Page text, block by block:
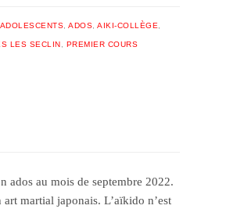
ADOLESCENTS ADOS AIKI-COLLÈGE
LES SECLIN PREMIER COURS
ados au mois de septembre 2022.
art martial japonais. L’aïkido n’est